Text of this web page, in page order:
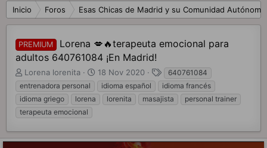
Inicio Foros Esas Chicas de Madrid y su Comunidad Autónoma
PREMIUM
Lorena 💋🔥terapeuta emocional para
adultos 640761084 ¡En Madrid!
A
u
t
o
r
e
Lorena lorenita
F
e
c
h
e
18 Nov 2020
t
i
q
t
640761084
entrenadora personal
idioma español
idioma francés
idioma griego
lorena lorenita masajista
personal trainer
terapeuta emocional